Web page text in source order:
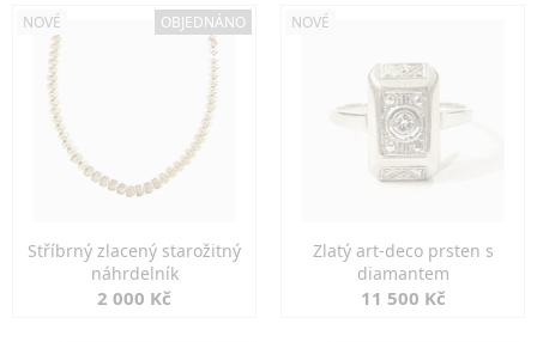
NOVÉ OBJEDNÁNO
Stříbrný zlacený starožitný
náhrdelník
2 000 Kč
NOVÉ
Zlatý art-deco prsten s
diamantem
11 500 Kč